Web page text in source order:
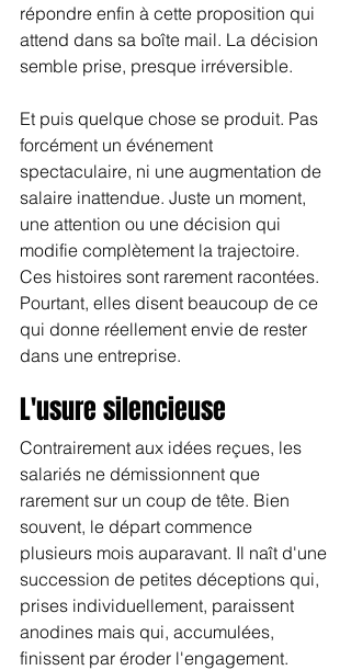
répondre enfin à cette proposition qui
attend dans sa boîte mail. La décision
semble prise, presque irréversible.
Et puis quelque chose se produit. Pas
forcément un événement
spectaculaire, ni une augmentation de
salaire inattendue. Juste un moment,
une attention ou une décision qui
modifie complètement la trajectoire.
Ces histoires sont rarement racontées.
Pourtant, elles disent beaucoup de ce
qui donne réellement envie de rester
dans une entreprise.
L'usure silencieuse
Contrairement aux idées reçues, les
salariés ne démissionnent que
rarement sur un coup de tête. Bien
souvent, le départ commence
plusieurs mois auparavant. Il naît d'une
succession de petites déceptions qui,
prises individuellement, paraissent
anodines mais qui, accumulées,
finissent par éroder l'engagement.